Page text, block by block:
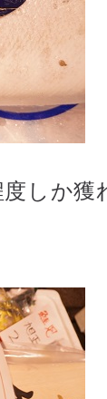
しか